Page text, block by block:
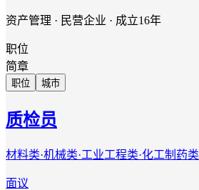
资产管理 · 民营企业 · 成立16年
职位
简章
职位 城市
质检员
材料类·机械类·工业工程类·化工制药类
面议